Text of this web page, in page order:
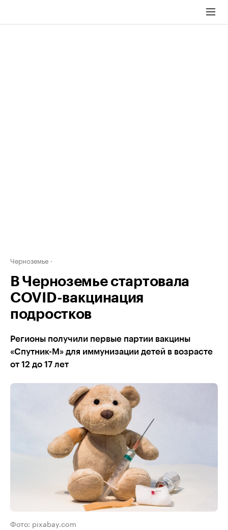
Черноземье
В Черноземье стартовала
COVID-вакцинация
подростков
Регионы получили первые партии вакцины
«Спутник-М» для иммунизации детей в возрасте
от 12 до 17 лет
Фото: pixabay.com